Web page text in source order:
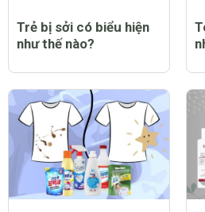
Trẻ bị sởi có biểu hiện
như thế nào?